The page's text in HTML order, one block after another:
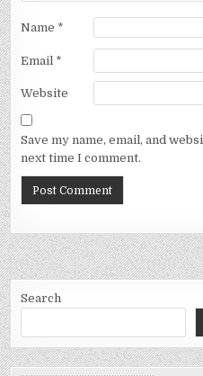
Name *
Email *
Website
Save my name, email, and
next time I comment.
Search